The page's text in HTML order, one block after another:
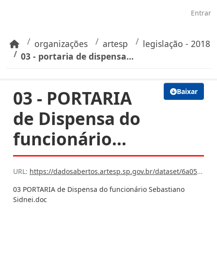
Entrar
organizações artesp
legislação - 2018
03 - portaria de dispensa...
Baixar
03 - PORTARIA
de Dispensa do
funcionário...
URL: https://dadosabertos.artesp.sp.gov.br/dataset/6a059e99-75d0-42bc-ba16-7608cfb7f6bb/resource/3391ab08-f1c0-4daf-9494-bdaa788878f3/download/03-portaria-de-dispensa-do-funcionario-sebastiano-sidnei.doc
03 PORTARIA de Dispensa do funcionário Sebastiano
Sidnei.doc